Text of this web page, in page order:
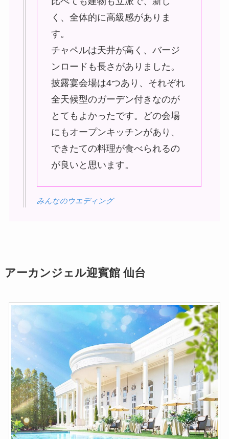
く、全体的に高級感がありま
す。
チャペルは天井が高く、バージ
ンロードも長さがありました。
披露宴会場は4つあり、それぞれ
全天候型のガーデン付きなのが
とてもよかったです。どの会場
にもオープンキッチンがあり、
できたての料理が食べられるの
が良いと思います。
みんなのウエディング
アーカンジェル迎賓館 仙台